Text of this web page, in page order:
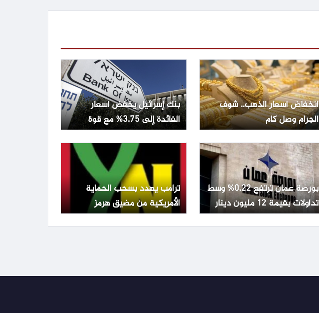
انخفاض أسعار الذهب.. شوف
الجرام وصل كام
بنك إسرائيل يخفض أسعار
الفائدة إلى 3.75% مع قوة
الشيكل وتراجع التضخم
بورصة عمان ترتفع 0.22% وسط
تداولات بقيمة 12 مليون دينار
ترامب يهدد بسحب الحماية
الأمريكية من مضيق هرمز
ويطالب الدول المعنية بالدفاع